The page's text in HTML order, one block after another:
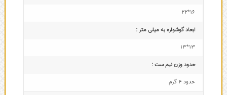
16*22
ابعاد گوشواره به میلی متر :
13*13
حدود وزن نیم ست :
حدود 4 گرم